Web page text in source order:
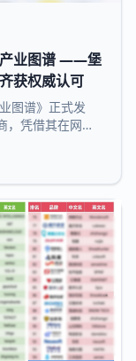
产业图谱 ——堡
获权威认可
图谱》正式发
，凭借其在网络
再次展现了领先
式展现网络安全